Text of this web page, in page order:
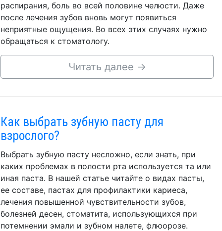
распирания, боль во всей половине челюсти. Даже
после лечения зубов вновь могут появиться
неприятные ощущения. Во всех этих случаях нужно
обращаться к стоматологу.
Читать далее →
Как выбрать зубную пасту для
взрослого?
Выбрать зубную пасту несложно, если знать, при
каких проблемах в полости рта используется та или
иная паста. В нашей статье читайте о видах пасты,
ее составе, пастах для профилактики кариеса,
лечения повышенной чувствительности зубов,
болезней десен, стоматита, использующихся при
потемнении эмали и зубном налете, флюорозе.